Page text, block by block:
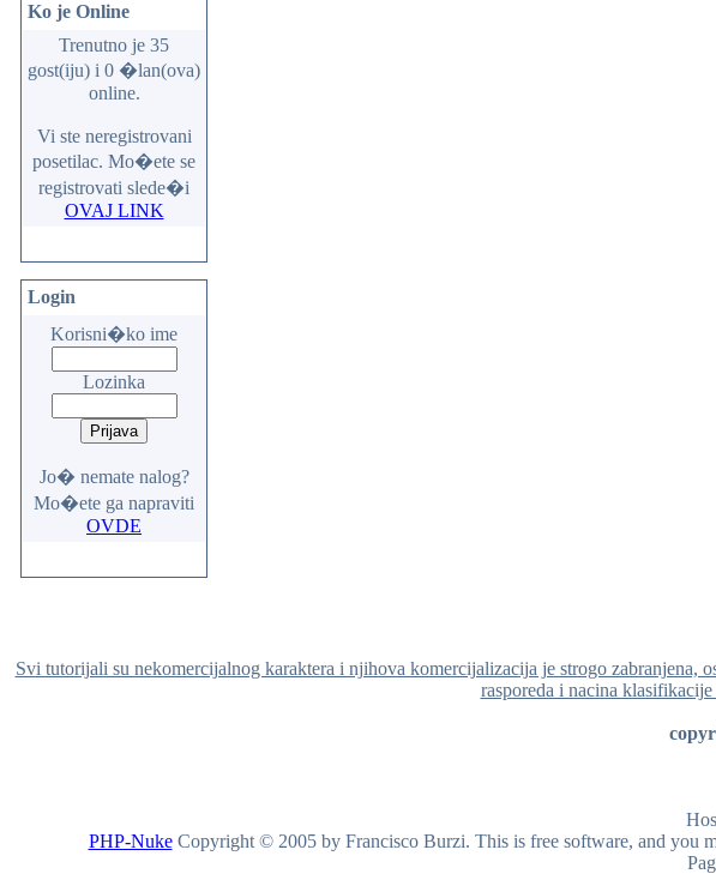
Ko je Online
Trenutno je 35
gost(iju) i 0 �lan(ova)
online.
Vi ste neregistrovani
posetilac. Mo�ete se
registrovati slede�i
OVAJ LINK
Login
Korisni�ko ime
Lozinka
Jo� nemate nalog?
Mo�ete ga napraviti
OVDE
Svi tutorijali su nekomercijalnog karaktera i njihova komercijalizacija je strogo
rasporeda i nacina
PHP-NukeCopyright © 2005 by Francisco Burzi. This is free software, and you